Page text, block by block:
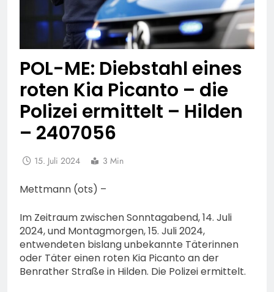
POL-ME: Diebstahl eines
roten Kia Picanto – die
Polizei ermittelt – Hilden
– 2407056
15. Juli 2024 3 Min
Mettmann (ots) –
Im Zeitraum zwischen Sonntagabend, 14. Juli
2024, und Montagmorgen, 15. Juli 2024,
entwendeten bislang unbekannte Täterinnen
oder Täter einen roten Kia Picanto an der
Benrather Straße in Hilden. Die Polizei ermittelt.